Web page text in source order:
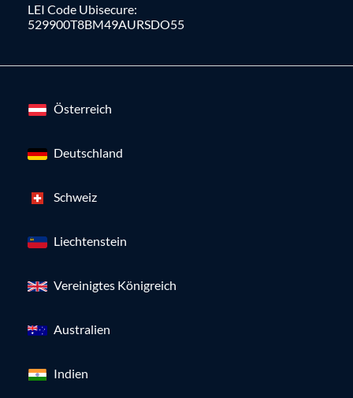
LEI Code Ubisecure:
529900T8BM49AURSDO55
Österreich
Deutschland
Schweiz
Liechtenstein
Vereinigtes Königreich
Australien
Indien